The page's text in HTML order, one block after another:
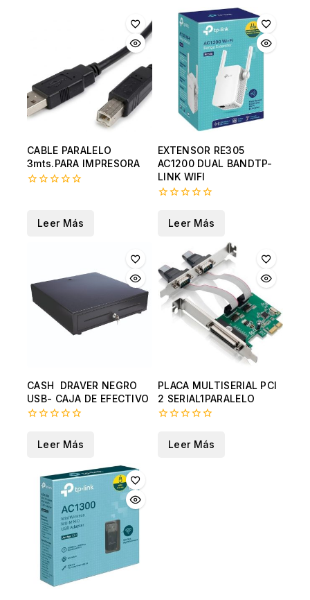
CABLE PARALELO
3mts.PARA IMPRESORA
Leer Más
EXTENSOR RE305
AC1200 DUAL BANDTP-
LINK WIFI
fueraLeer Más
CASH DRAVER NEGRO
USB- CAJA DE EFECTIVO
fueraLeer Más
PLACA MULTISERIAL PCI
2 SERIAL1PARALELO
fueraLeer Más